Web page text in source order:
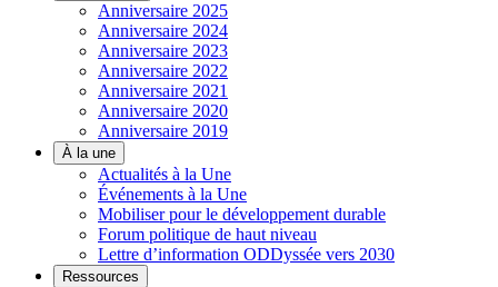
Anniversaire 2025
Anniversaire 2024
Anniversaire 2023
Anniversaire 2022
Anniversaire 2021
Anniversaire 2020
Anniversaire 2019
À la une
Actualités à la Une
Événements à la Une
Mobiliser pour le développement durable
Forum politique de haut niveau
Lettre d’information ODDyssée vers 2030
Ressources